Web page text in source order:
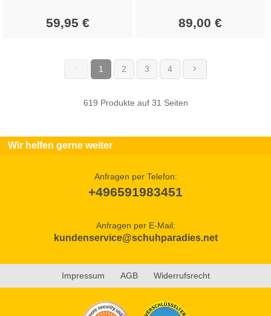
59,95 € 89,00 €
1 (current)
2 3 4
619 Produkte auf 31 Seiten
Wir helfen gerne weiter
Anfragen per Telefon:
+496591983451
Anfragen per E-Mail:
kundenservice@schuhparadies.net
Impressum AGB Widerrufsrecht